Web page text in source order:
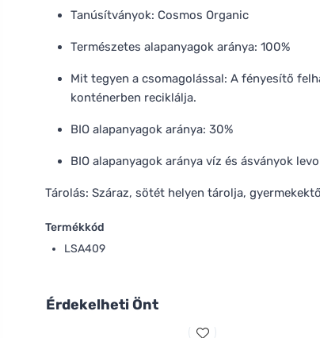
Tanúsítványok: Cosmos Organic
Természetes alapanyagok aránya: 100%
Mit tegyen a csomagolással: A fényesítő
konténerben reciklálja.
BIO alapanyagok aránya: 30%
BIO alapanyagok aránya víz és ásványok
Tárolás: Száraz, sötét helyen tárolja,
Termékkód
LSA409
Érdekelheti Önt